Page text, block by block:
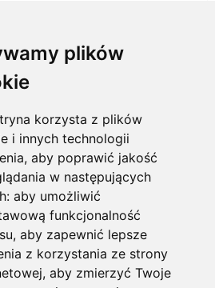
plików
korzysta z plików
i innych technologii
aby poprawić jakość
w następujących
aby umożliwić
funkcjonalność
, aby zapewnić lepsze
z korzystania ze strony
, aby zmierzyć Twoje
dla Twojej firmy